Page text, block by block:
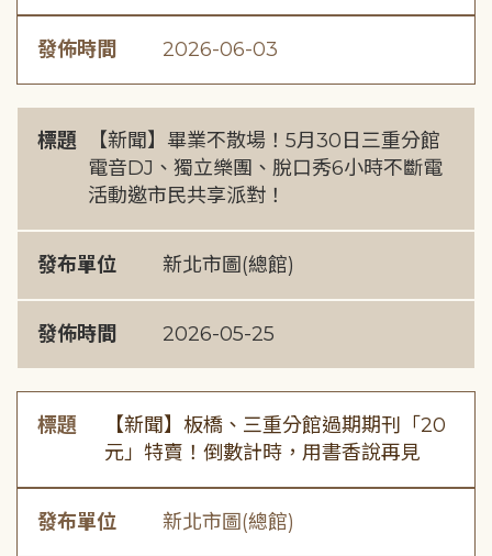
發佈時間 2026-06-03
標題
【新聞】畢業不散場！5月30日三重分館
電音DJ、獨立樂團、脫口秀6小時不斷電
活動邀市民共享派對！
發布單位 新北市圖(總館)
發佈時間 2026-05-25
標題
【新聞】板橋、三重分館過期期刊「20
元」特賣！倒數計時，用書香說再見
發布單位 新北市圖(總館)